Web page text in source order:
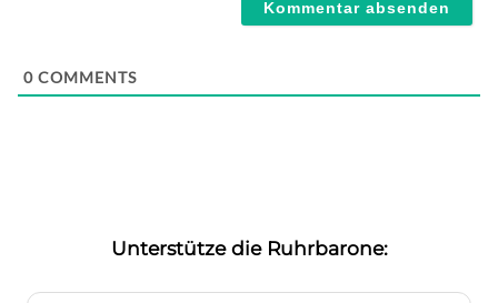
0 COMMENTS
Unterstütze die Ruhrbarone: